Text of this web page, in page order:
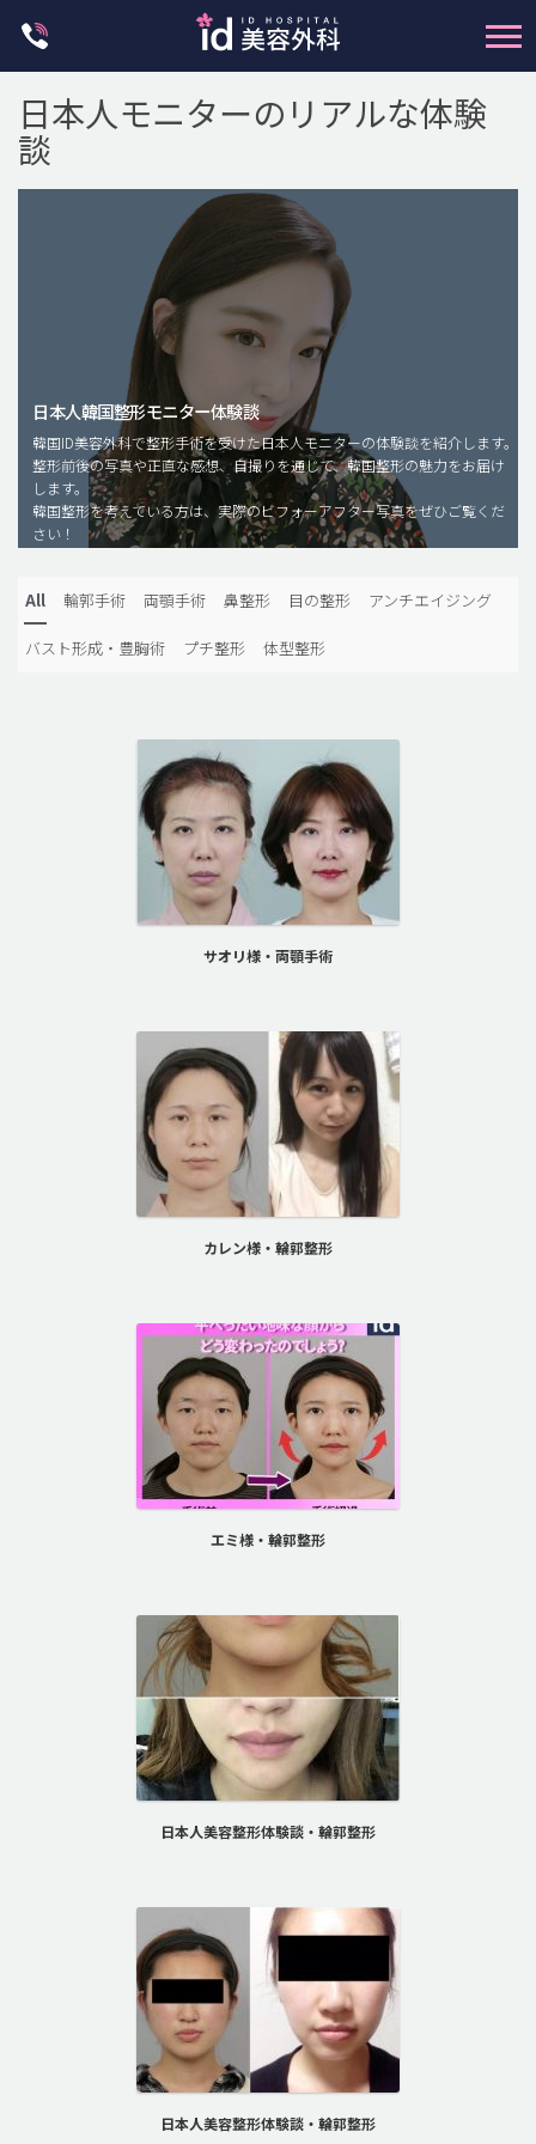
二重・目元整形
脂肪注入(アンチエイジング)
豊胸手術・バストアップ
プチ整形
メンズ整形
idリアルストーリー
ご相談のお問い合わせ
日本人モニターのリアルな体験
談
日本人韓国整形モニター体験談
韓国ID美容外科で整形手術を受けた日本人モニターの体験談を紹介します。
整形前後の写真や正直な感想、自撮りを通じて、韓国整形の魅力をお届け
します。
韓国整形を考えている方は、実際のビフォーアフター写真をぜひご覧くだ
さい！
All 輪郭手術 両顎手術 鼻整形 目の整形 アンチエイジング
バスト形成・豊胸術 プチ整形 体型整形
サオリ様・両顎手術
カレン様・輪郭整形
エミ様・輪郭整形
日本人美容整形体験談・輪郭整形
日本人美容整形体験談・輪郭整形